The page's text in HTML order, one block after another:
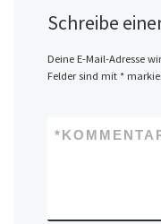
Schreibe
Deine E-Mail-Adresse
Felder sind mit *
*